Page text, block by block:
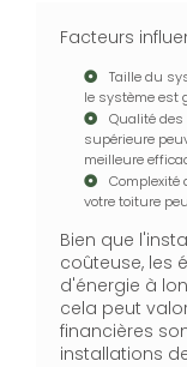
Facteurs
Taille du
le système est
Qualité
supérieure
meilleure
Complexité
votre toiture
Bien que
coûteuse, les
d'énergie à
cela peut
financières
installations